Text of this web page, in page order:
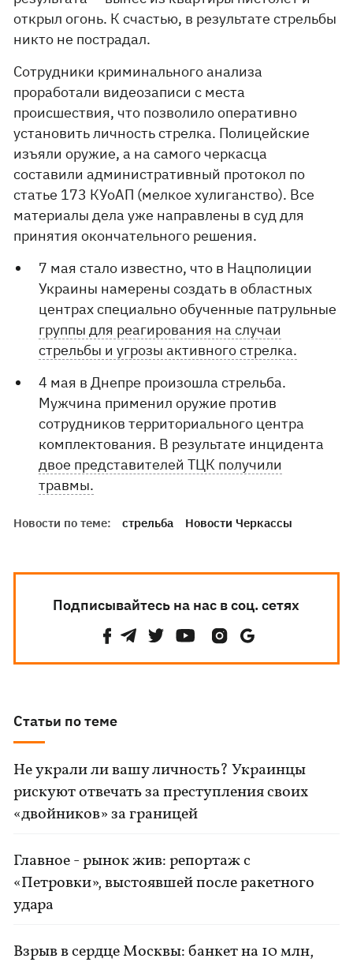
открыл огонь. К счастью, в результате стрельбы
никто не пострадал.
Сотрудники криминального анализа
проработали видеозаписи с места
происшествия, что позволило оперативно
установить личность стрелка. Полицейские
изъяли оружие, а на самого черкасца
составили административный протокол по
статье 173 КУоАП (мелкое хулиганство). Все
материалы дела уже направлены в суд для
принятия окончательного решения.
7 мая стало известно, что в Нацполиции
Украины намерены создать в областных
центрах специально обученные патрульные
группы для реагирования на случаи
стрельбы и угрозы активного стрелка.
4 мая в Днепре произошла стрельба.
Мужчина применил оружие против
сотрудников территориального центра
комплектования. В результате инцидента
двое представителей ТЦК получили
травмы.
Новости по теме: стрельба Новости Черкассы
Подписывайтесь на нас в соц. сетях
Статьи по теме
Не украли ли вашу личность? Украинцы
рискуют отвечать за преступления своих
«двойников» за границей
Главное - рынок жив: репортаж с
«Петровки», выстоявшей после ракетного
удара
Взрыв в сердце Москвы: банкет на 10 млн,